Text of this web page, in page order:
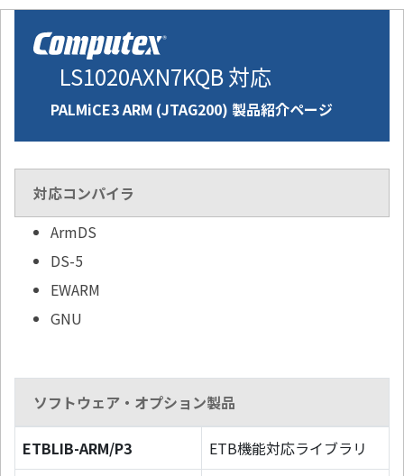
LS1020AXN7KQB 対応
PALMiCE3 ARM (JTAG200) 製品紹介ページ
対応コンパイラ
ArmDS
DS-5
EWARM
GNU
ソフトウェア・オプション製品
ETBLIB-ARM/P3
ETB機能対応ライブラリ